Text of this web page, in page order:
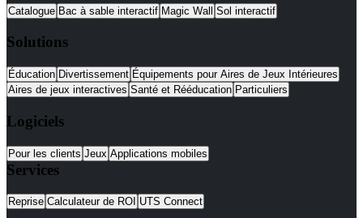
Catalogue Bac à sable interactif Magic Wall Sol interactif
Solutions
Éducation Divertissement Équipements pour Aires de Jeux Intérieures
Aires de jeux interactives Santé et Rééducation Particuliers
Logiciels
Pour les clients Jeux Applications mobiles
Services
Reprise Calculateur de ROI UTS Connect